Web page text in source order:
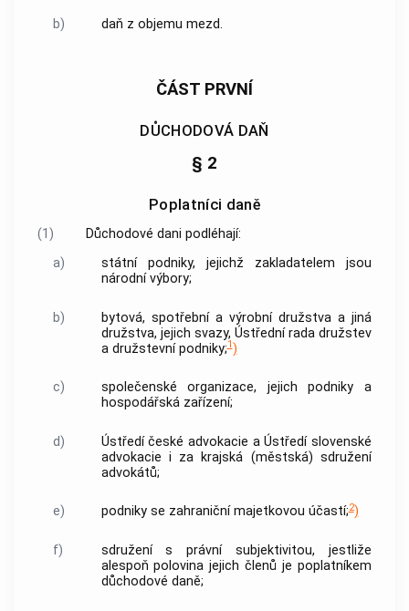
b) daň z objemu mezd.
ČÁST PRVNÍ
DŮCHODOVÁ DAŇ
§ 2
Poplatníci daně
(1)
Důchodové dani podléhají:
a)
státní podniky, jejichž zakladatelem jsou
národní výbory;
b)
bytová, spotřební a výrobní družstva a jiná
družstva, jejich svazy, Ústřední rada družstev
a družstevní podniky;1)
c)
společenské organizace, jejich podniky a
hospodářská zařízení;
d)
Ústředí české advokacie a Ústředí slovenské
advokacie i za krajská (městská) sdružení
advokátů;
e) podniky se zahraniční majetkovou účastí;2)
f)
sdružení s právní subjektivitou, jestliže
alespoň polovina jejich členů je poplatníkem
důchodové daně;